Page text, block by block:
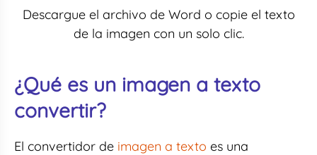
Descargue el archivo de Word o copie el texto
de la imagen con un solo clic.
¿Qué es un imagen a texto
convertir?
El convertidor de imagen a texto es una